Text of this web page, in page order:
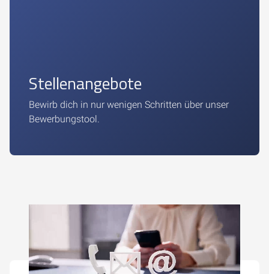
Stellenangebote
Bewirb dich in nur wenigen Schritten über unser
Bewerbungstool.